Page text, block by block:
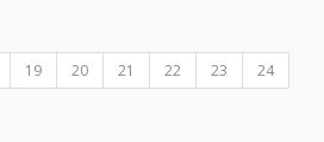
19 20 21 22 23
24